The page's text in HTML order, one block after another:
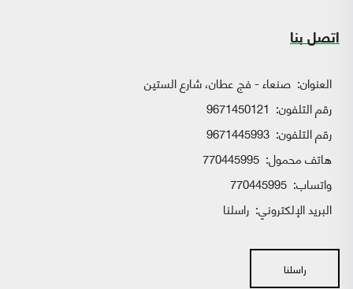
اتصل بنا
العنوان: صنعاء - فج عطان، شارع الستين
رقم التلفون: 9671450121
رقم التلفون: 9671445993
هاتف محمول: 770445995
واتساب:
البريد الإلكتروني: راسلنا
راسلنا